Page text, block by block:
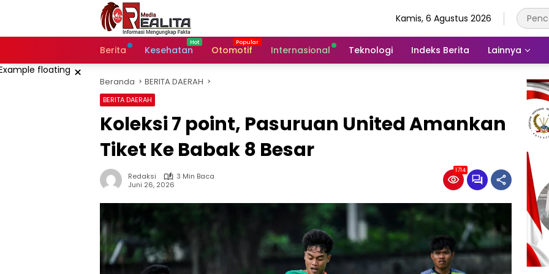
Kamis, 6 Agustus 2026
Berita Kesehatan Otomotif Internasional Teknologi Indeks Berita Lainnya
× Beranda BERITA DAERAH
BERITA DAERAH
Koleksi 7 point, Pasuruan United Amankan
Tiket Ke Babak 8 Besar
Redaksi
3 Min Baca
Juni 26, 2026
1714